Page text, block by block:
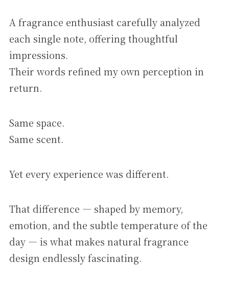
A fragrance enthusiast carefully analyzed
each single note, offering thoughtful
impressions.
Their words refined my own perception in
return.
Same space.
Same scent.
Yet every experience was different.
That difference — shaped by memory,
emotion, and the subtle temperature of the
day — is what makes natural fragrance
design endlessly fascinating.